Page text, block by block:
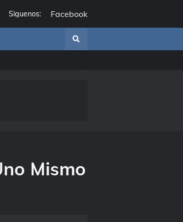
Siguenos: Facebook
Mismo